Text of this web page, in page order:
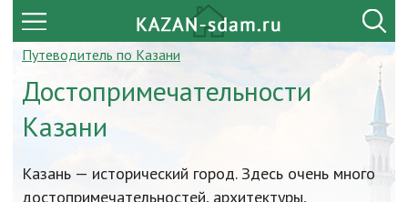
Путеводитель по Казани
Достопримечательности
Казани
Казань — исторический город. Здесь очень много
достопримечательностей, архитектуры,